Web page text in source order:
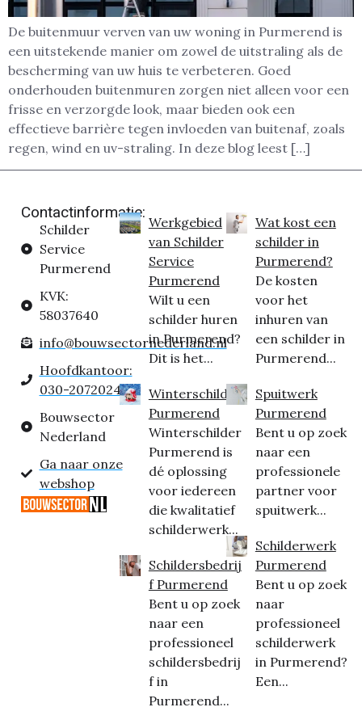
De buitenmuur verven van uw woning in Purmerend is
een uitstekende manier om zowel de uitstraling als de
bescherming van uw huis te verbeteren. Goed
onderhouden buitenmuren zorgen niet alleen voor een
frisse en verzorgde look, maar bieden ook een
effectieve barrière tegen invloeden van buitenaf, zoals
regen, wind en uv-straling. In deze blog leest […]
Contactinformatie:
Schilder
Service
Purmerend
KVK:
58037640
info@bouwsectornederland.nl
Hoofdkantoor:
030-2072024
Bouwsector
Nederland
Ga naar onze
webshop
Werkgebied
van Schilder
Service
Purmerend
Wilt u een
schilder huren
in Purmerend?
Dit is het...
Winterschilder
Purmerend
Winterschilder
Purmerend is
dé oplossing
voor iedereen
die kwalitatief
schilderwerk...
Schildersbedrij
f Purmerend
Bent u op zoek
naar een
professioneel
schildersbedrij
f in
Purmerend...
Wat kost een
schilder in
Purmerend?
De kosten
voor het
inhuren van
een schilder in
Purmerend...
Spuitwerk
Purmerend
Bent u op zoek
naar een
professionele
partner voor
spuitwerk...
Schilderwerk
Purmerend
Bent u op zoek
naar
professioneel
schilderwerk
in Purmerend?
Een...